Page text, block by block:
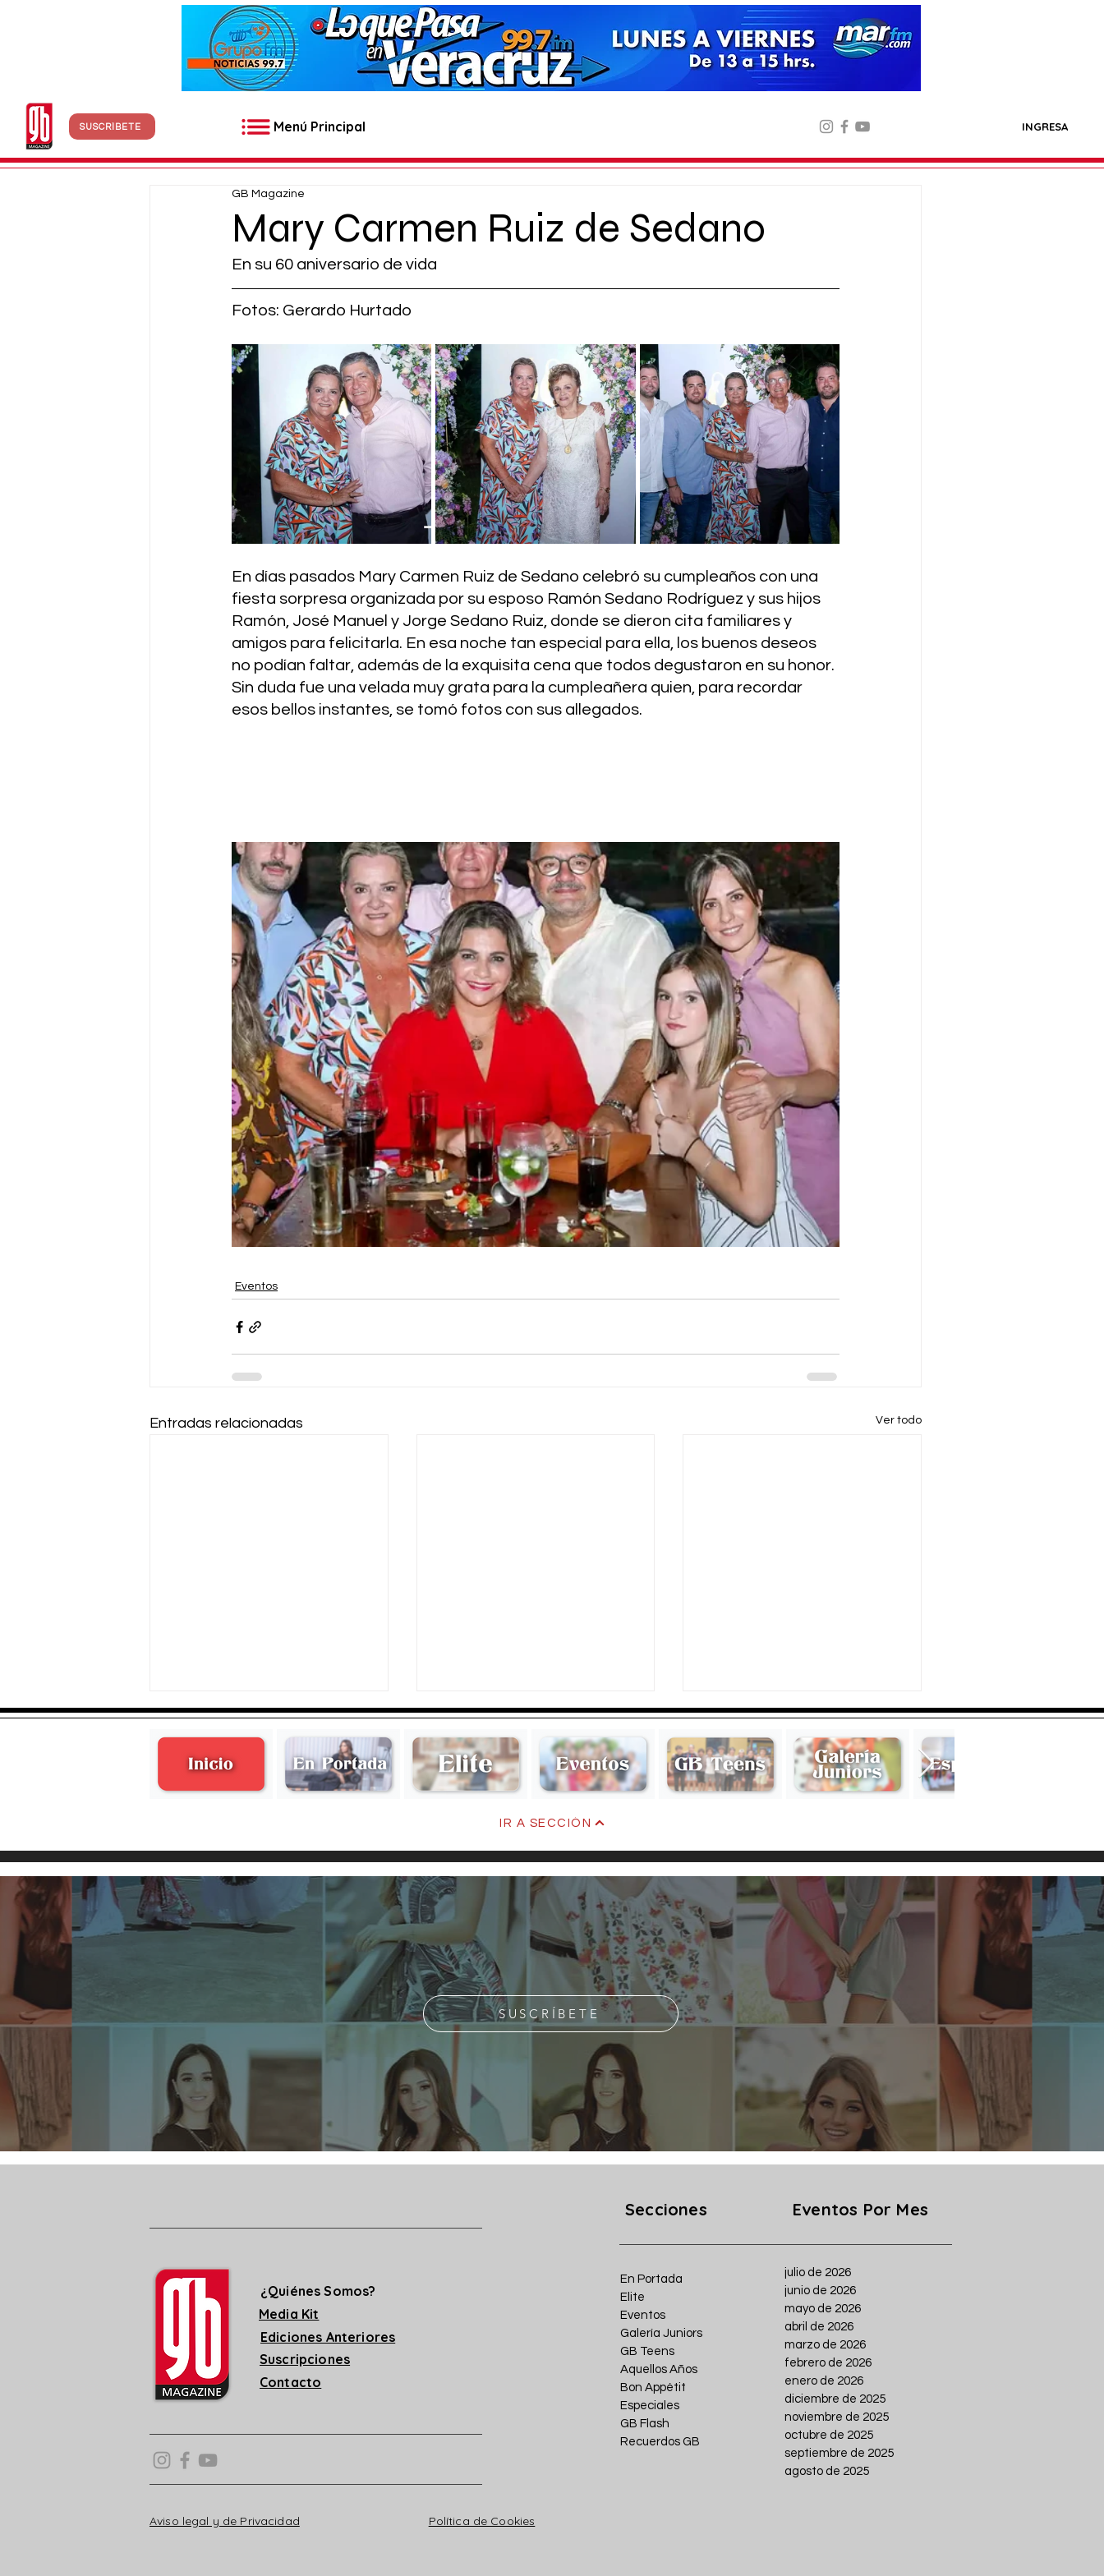
SUSCRÍBETE Menú Principal INGRESA
Mary Carmen Ruiz de Sedano
GB Magazine
En su 60 aniversario de vida
Fotos: Gerardo Hurtado
En días pasados Mary Carmen Ruiz de Sedano celebró su cumpleaños con una
fiesta sorpresa organizada por su esposo Ramón Sedano Rodríguez y sus hijos
Ramón, José Manuel y Jorge Sedano Ruiz, donde se dieron cita familiares y
amigos para felicitarla. En esa noche tan especial para ella, los buenos deseos
no podían faltar, además de la exquisita cena que todos degustaron en su honor.
Sin duda fue una velada muy grata para la cumpleañera quien, para recordar
esos bellos instantes, se tomó fotos con sus allegados.
Eventos
Entradas relacionadas Ver todo
Karla Nosti
IR A SECCIÓN
SUSCRÍBETE
¿Quiénes Somos?
Media Kit
Ediciones Anteriores
Suscripciones
Contacto
Aviso legal y de Privacidad Política de Cookies
Secciones Eventos Por Mes
En Portada
Elite
Eventos
Galería Juniors
GB Teens
Aquellos Años
Bon Appétit
Especiales
GB Flash
Recuerdos GB
julio de 2026
junio de 2026
mayo de 2026
abril de 2026
marzo de 2026
febrero de 2026
enero de 2026
diciembre de 2025
noviembre de 2025
octubre de 2025
septiembre de 2025
agosto de 2025